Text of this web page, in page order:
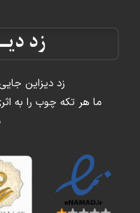
زد دیزاین
ما هر تکه چوب را به